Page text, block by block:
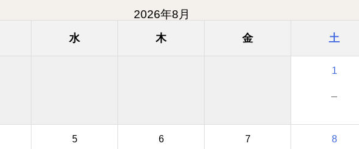
2026年8月
水 木 金 土
1
－
5 6 7 8